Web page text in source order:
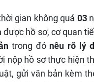
gian không quá 03
được hồ sơ, cơ quan
trong đó nêu rõ lý
nộp hồ sơ thực hiện
gửi văn bản kèm